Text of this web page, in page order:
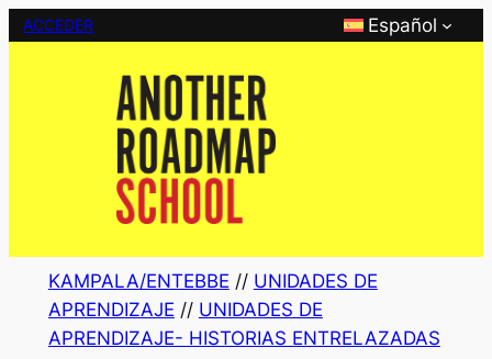
Saltar
ACCEDER Español
KAMPALA/ENTEBBE // UNIDADES DE
APRENDIZAJE // UNIDADES DE
APRENDIZAJE- HISTORIAS ENTRELAZADAS